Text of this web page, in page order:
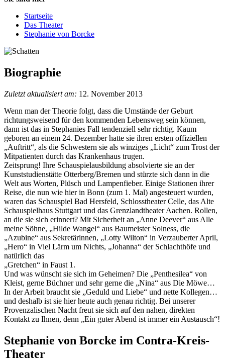
Startseite
Das Theater
Stephanie von Borcke
Biographie
Zuletzt aktualisiert am: 12. November 2013
Wenn man der Theorie folgt, dass die Umstände der Geburt
richtungsweisend für den kommenden Lebensweg sein können,
dann ist das in Stephanies Fall ­tendenziell sehr richtig. Kaum
geboren an einem 24. Dezember hatte sie ihren ersten offiziellen
„Auftritt“, als die Schwestern sie als winziges „Licht“ zum Trost der
Mitpatienten durch das Krankenhaus trugen.
Zeitsprung! Ihre Schauspielausbildung absolvierte sie an der
Kunststudienstätte Otterberg/Bremen und stürzte sich dann in die
Welt aus Worten, Plüsch und Lampenfieber. Einige Stationen ihrer
Reise, die nun wie hier in Bonn (zum 1. Mal) angesteuert wurden,
waren das Schauspiel Bad Hersfeld, Schlosstheater Celle, das Alte
Schauspielhaus Stuttgart und das Grenzlandtheater Aachen. Rollen,
an die sie sich erinnert? Mit Sicherheit an „Anne Deever“ aus Alle
meine Söhne, „Hilde Wangel“ aus Baumeister Solness, die
„Azubine“ aus Sekretärinnen, „Lotty Wilton“ in Verzauberter April,
„Hero“ in Viel Lärm um Nichts, ­„Johanna“ der Schlachthöfe und
natürlich das
„Gretchen“ in Faust 1.
Und was wünscht sie sich im Geheimen? Die „Penthesilea“ von
Kleist, gerne Büchner und sehr gerne die „Nina“ aus Die Möwe…
In der Arbeit braucht sie „Geduld und Liebe“ und ­nette Kollegen…
und deshalb ist sie hier heute auch genau richtig. Bei unserer
Provenzalischen Nacht freut sie sich auf den nahen, direkten
Kontakt zu ­Ihnen, denn „Ein guter Abend ist immer ein Austausch“!
Stephanie von Borcke im Contra-Kreis-
Theater